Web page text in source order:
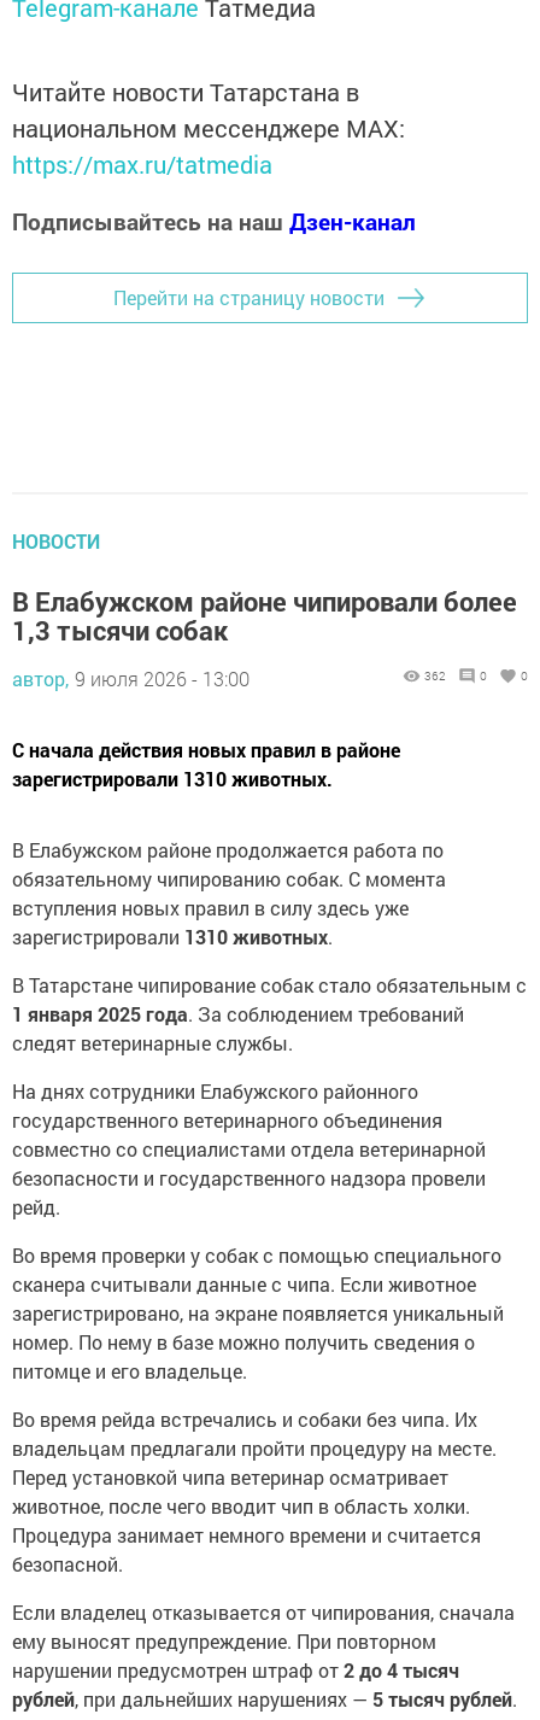
Telegram-канале Татмедиа
Читайте новости Татарстана в
национальном мессенджере MАХ:
https://max.ru/tatmedia
Подписывайтесь на наш Дзен-канал
Перейти на страницу новости
НОВОСТИ
В Елабужском районе чипировали более
1,3 тысячи собак
автор, 9 июля 2026 - 13:00 362 0 0
С начала действия новых правил в районе
зарегистрировали 1310 животных.
В Елабужском районе продолжается работа по
обязательному чипированию собак. С момента
вступления новых правил в силу здесь уже
зарегистрировали 1310 животных.
В Татарстане чипирование собак стало обязательным с
1 января 2025 года. За соблюдением требований
следят ветеринарные службы.
На днях сотрудники Елабужского районного
государственного ветеринарного объединения
совместно со специалистами отдела ветеринарной
безопасности и государственного надзора провели
рейд.
Во время проверки у собак с помощью специального
сканера считывали данные с чипа. Если животное
зарегистрировано, на экране появляется уникальный
номер. По нему в базе можно получить сведения о
питомце и его владельце.
Во время рейда встречались и собаки без чипа. Их
владельцам предлагали пройти процедуру на месте.
Перед установкой чипа ветеринар осматривает
животное, после чего вводит чип в область холки.
Процедура занимает немного времени и считается
безопасной.
Если владелец отказывается от чипирования, сначала
ему выносят предупреждение. При повторном
нарушении предусмотрен штраф от2 до 4 тысяч
рублей, при дальнейших нарушениях — 5 тысяч рублей.